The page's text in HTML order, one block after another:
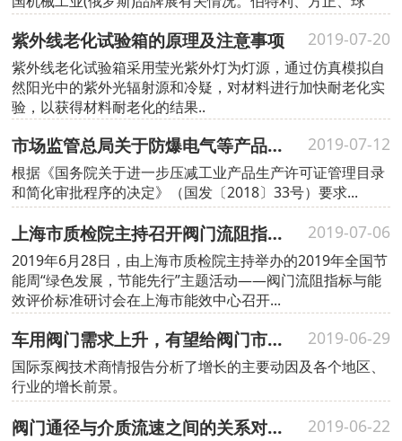
豹、保一等四十余家泵阀及相关企业参加...
紫外线老化试验箱的原理及注意事项 2019-07-20
紫外线老化试验箱采用莹光紫外灯为灯源，通过仿真模拟自
然阳光中的紫外光辐射源和冷疑，对材料进行加快耐老化实
验，以获得材料耐老化的结果..
市场监管总局关于防爆电气等产品由生产许可转为强制性产品认证管理实施要求的公告 2019-07-12
根据《国务院关于进一步压减工业产品生产许可证管理目录
和简化审批程序的决定》（国发〔2018〕33号）要求...
上海市质检院主持召开阀门流阻指标与能效评价标准研讨会 2019-07-06
2019年6月28日，由上海市质检院主持举办的2019年全国节
能周“绿色发展，节能先行”主题活动——阀门流阻指标与能
效评价标准研讨会在上海市能效中心召开...
车用阀门需求上升，有望给阀门市场带来新的机会 2019-06-29
国际泵阀技术商情报告分析了增长的主要动因及各个地区、
行业的增长前景。
阀门通径与介质流速之间的关系对照表 2019-06-22